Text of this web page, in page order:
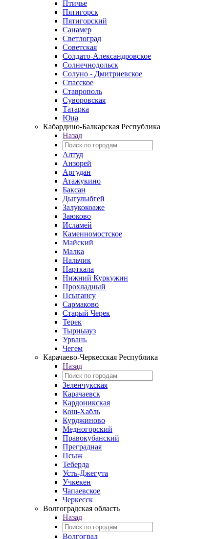
Птичье
Пятигорск
Пятигорский
Санамер
Светлоград
Советская
Солдато-Александровское
Солнечнодольск
Солуно - Дмитриевское
Спасское
Ставрополь
Суворовская
Татарка
Юца
Кабардино‑Балкарская Республика
Назад
Алтуд
Анзорей
Аргудан
Атажукино
Баксан
Дыгулыбгей
Залукокоаже
Заюково
Исламей
Каменномостское
Майский
Малка
Нальчик
Нарткала
Нижний Куркужин
Прохладный
Псыгансу
Сармаково
Старый Черек
Терек
Тырныауз
Урвань
Чегем
Карачаево-Черкесская Республика
Назад
Зеленчукская
Карачаевск
Кардоникская
Кош-Хабль
Курджиново
Медногорский
Правокубанский
Преградная
Псыж
Теберда
Усть-Джегута
Учкекен
Чапаевское
Черкесск
Волгоградская область
Назад
Волгоград